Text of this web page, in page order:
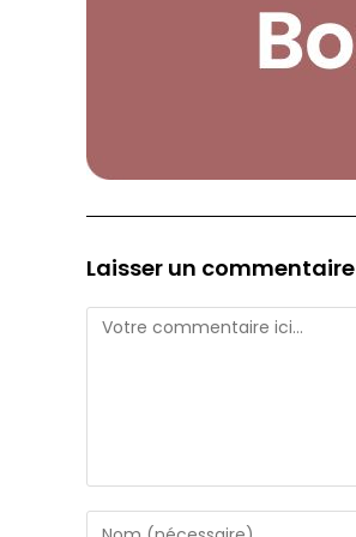
Laisser un commentaire
Comment
Enter